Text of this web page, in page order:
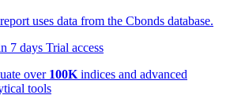
uses data from the Cbonds database.
7 days Trial access
over 100K indices and advanced
tools